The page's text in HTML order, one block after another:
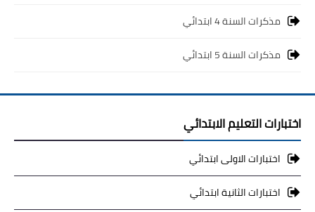
مذكرات السنة 4 ابتدائي
مذكرات السنة 5 ابتدائي
اختبارات التعليم الابتدائي
اختبارات الاولى ابتدائي
اختبارات الثانية ابتدائي